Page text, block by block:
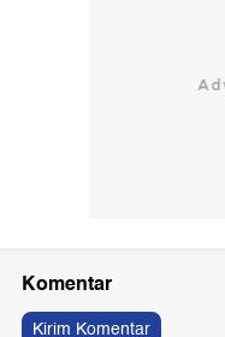
Komentar
Kirim Komentar